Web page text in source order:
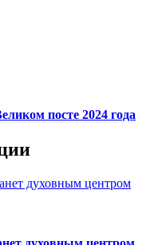
посте 2024 года